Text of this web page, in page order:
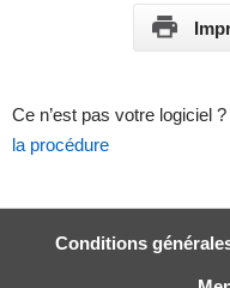
Ce n’est pas votre logiciel ?
la procédure
Conditions